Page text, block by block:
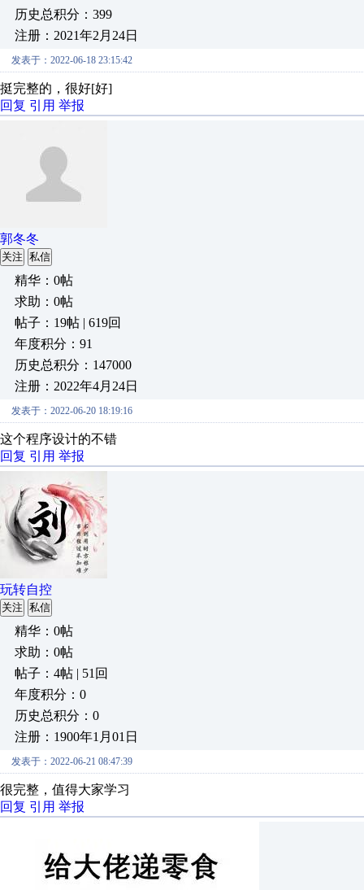
历史总积分：399
注册：2021年2月24日
发表于：2022-06-18 23:15:42
挺完整的，很好[好]
回复 引用 举报
郭冬冬
关注 私信
精华：0帖
求助：0帖
帖子：19帖 | 619回
年度积分：91
历史总积分：147000
注册：2022年4月24日
发表于：2022-06-20 18:19:16
这个程序设计的不错
回复 引用 举报
玩转自控
关注 私信
精华：0帖
求助：0帖
帖子：4帖 | 51回
年度积分：0
历史总积分：0
注册：1900年1月01日
发表于：2022-06-21 08:47:39
很完整，值得大家学习
回复 引用 举报